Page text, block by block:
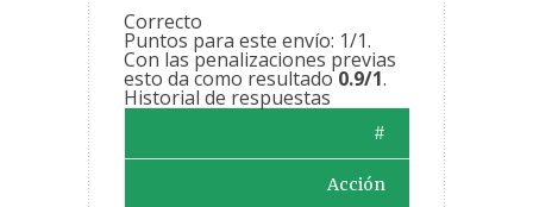
Correcto
Puntos para este envío: 1/1.
Con las penalizaciones previas
esto da como resultado0.9/1.
Historial de respuestas
#
Acción